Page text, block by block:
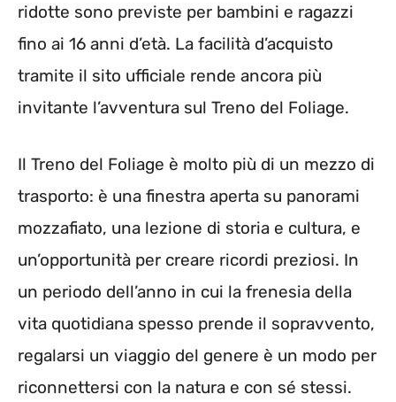
ridotte sono previste per bambini e ragazzi
fino ai 16 anni d’età. La facilità d’acquisto
tramite il sito ufficiale rende ancora più
invitante l’avventura sul Treno del Foliage.
Il Treno del Foliage è molto più di un mezzo di
trasporto: è una finestra aperta su panorami
mozzafiato, una lezione di storia e cultura, e
un’opportunità per creare ricordi preziosi. In
un periodo dell’anno in cui la frenesia della
vita quotidiana spesso prende il sopravvento,
regalarsi un viaggio del genere è un modo per
riconnettersi con la natura e con sé stessi.